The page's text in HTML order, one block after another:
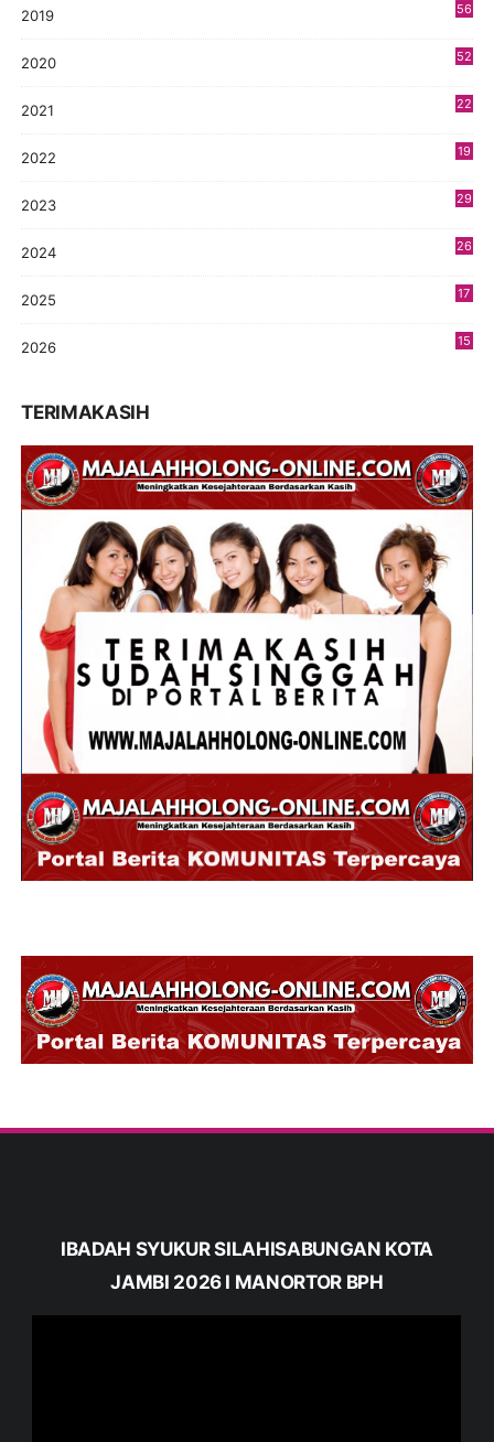
2019
56
2020
52
2021
22
2022
19
2023
29
2024
26
2025
17
2026
15
TERIMAKASIH
IBADAH SYUKUR SILAHISABUNGAN KOTA
JAMBI 2026 I MANORTOR BPH